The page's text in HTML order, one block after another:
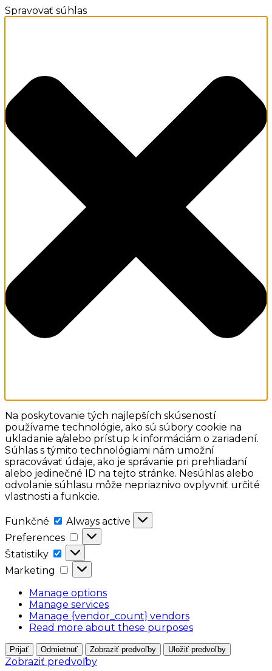
Spravovať súhlas
Na poskytovanie tých najlepších skúseností
používame technológie, ako sú súbory cookie na
ukladanie a/alebo prístup k informáciám o zariadení.
Súhlas s týmito technológiami nám umožní
spracovávať údaje, ako je správanie pri prehliadaní
alebo jedinečné ID na tejto stránke. Nesúhlas alebo
odvolanie súhlasu môže nepriaznivo ovplyvniť určité
vlastnosti a funkcie.
Funkčné Funkčné
Always active
Preferences
Preferences
Štatistiky
Štatistiky
Marketing
Marketing
Manage options
Manage services
Manage {vendor_count} vendors
Read more about these purposes
Prijať Odmietnuť Zobraziť predvoľby Uložiť predvoľby
Zobraziť predvoľby